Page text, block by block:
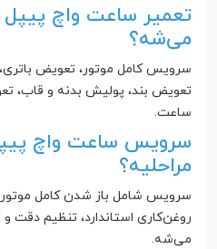
تعمیر ساعت واچ
می‌شه؟
سرویس کامل موتور، تعویض
تعویض بند، پولیش بدنه و قاب،
ساعت.
سرویس ساعت واچ
مراحلیه؟
سرویس شامل باز شدن کامل
روغن‌کاری استاندارد، تنظیم
می‌شه.